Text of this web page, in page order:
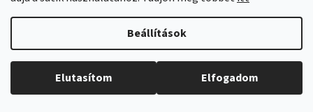
Beállítások
Elutasítom Elfogadom
Kuchinox Malaga,
kilincs belső kulcshoz,
hosszú szerelvényen,
KMG_G11A
Külön rendelésre
BŐVEBBEN
Kuchinox Malaga,
kilincs hosszú
szerelvényen belső
KMG_3M1A
Külön rendelésre
Ft
BŐVEBBEN